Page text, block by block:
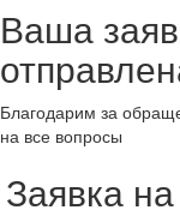
Ваша
Благодарим за
на все вопросы
Заявка